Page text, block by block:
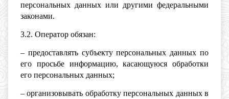
персональных данных или другими федеральными
законами.
3.2. Оператор обязан:
– предоставлять субъекту персональных данных по
его просьбе информацию, касающуюся обработки
его персональных данных;
– организовывать обработку персональных данных в